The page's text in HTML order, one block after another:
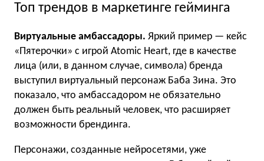
Топ трендов в маркетинге гейминга
Виртуальные амбассадоры. Яркий пример — кейс
«Пятерочки» с игрой Atomic Heart, где в качестве
лица (или, в данном случае, символа) бренда
выступил виртуальный персонаж Баба Зина. Это
показало, что амбассадором не обязательно
должен быть реальный человек, что расширяет
возможности брендинга.
Персонажи, созданные нейросетями, уже